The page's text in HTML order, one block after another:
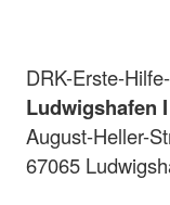
DRK-Erste-
Ludwigshafen I
August-Heller-
67065